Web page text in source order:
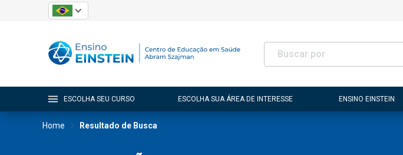
ESCOLHA SEU CURSO ESCOLHA SUA ÁREA DE INTERESSE ENSINO EINSTEIN
Home Resultado de Busca